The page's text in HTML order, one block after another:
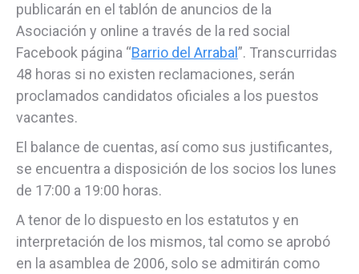
publicarán en el tablón de anuncios de la
Asociación y online a través de la red social
Facebook página “Barrio del Arrabal ”. Transcurridas
48 horas si no existen reclamaciones, serán
proclamados candidatos oficiales a los puestos
vacantes.
El balance de cuentas, así como sus justificantes,
se encuentra a disposición de los socios los lunes
de 17:00 a 19:00 horas.
A tenor de lo dispuesto en los estatutos y en
interpretación de los mismos, tal como se aprobó
en la asamblea de 2006, solo se admitirán como